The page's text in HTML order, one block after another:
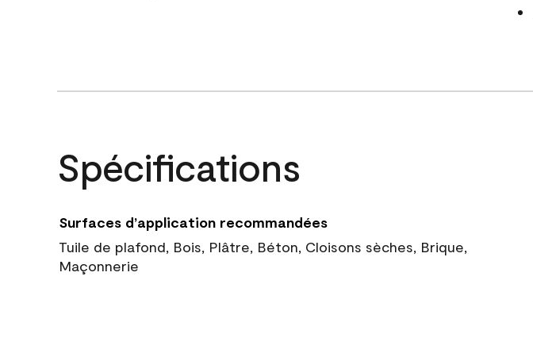
Spécifications
Surfaces d’application recommandées
Tuile de plafond, Bois, Plâtre, Béton, Cloisons sèches, Brique,
Maçonnerie